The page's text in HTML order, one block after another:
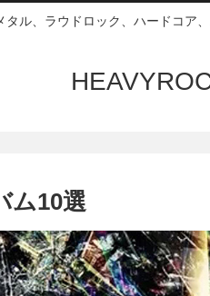
タル、ラウドロック、ハードコ
ム10選